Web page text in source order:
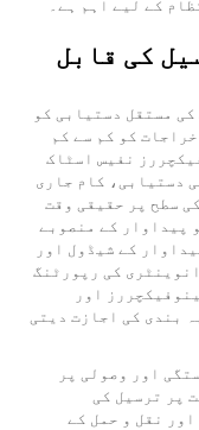
کے لیے اہم ہے۔
کی قابل
مستقل دستیابی کو
کو کم سے کم
نفیس اسٹاک
دستیابی، کام جاری
سطح پر حقیقی وقت
پیداوار کے منصوبے
کے شیڈول اور
کی رپورٹنگ
اور
بندی کی اجازت دیتی
اور وصولی پر
پر ترسیل کی
نقل و حمل کے